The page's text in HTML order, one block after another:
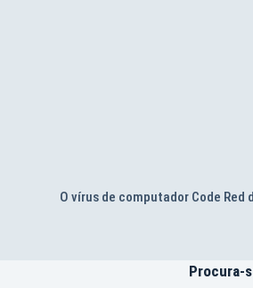
O vírus de computador Code Red
Procura-